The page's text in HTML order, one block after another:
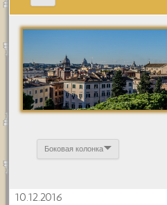
Боковая колонка
10.12.2016